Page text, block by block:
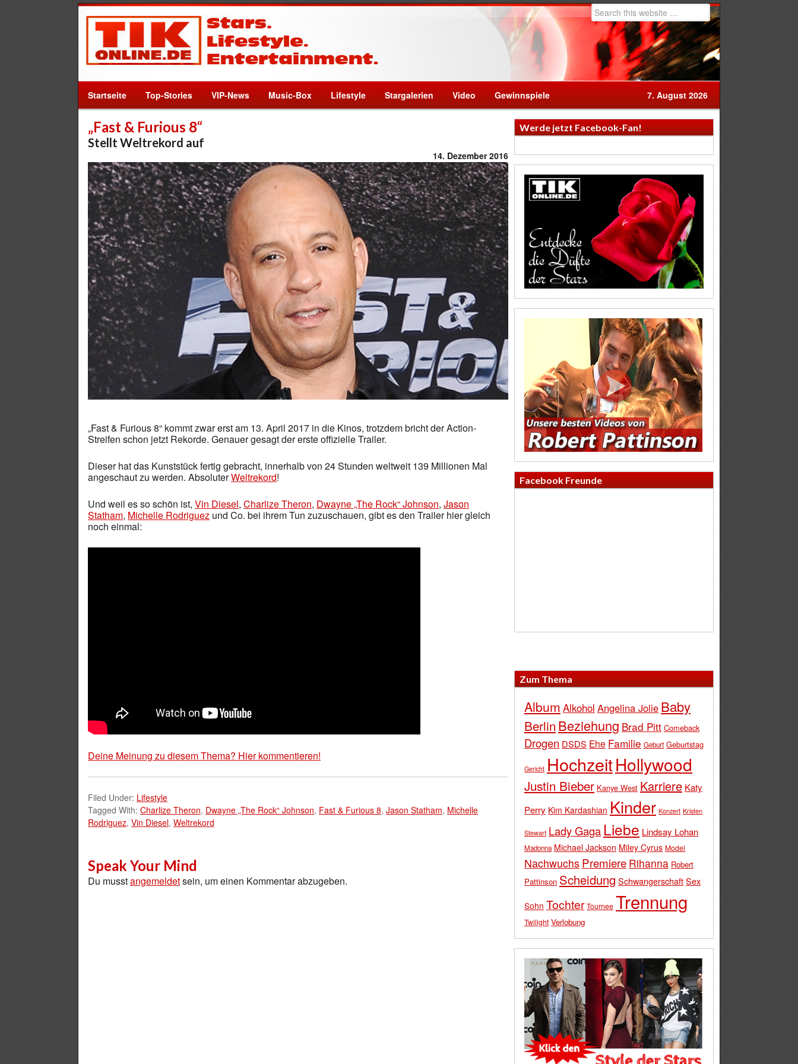
Startseite Top-Stories VIP-News Music-Box Lifestyle Stargalerien Video Gewinnspiele 7. August 2026
„Fast & Furious 8“
Stellt Weltrekord auf
14. Dezember 2016
„Fast & Furious 8“ kommt zwar erst am 13. April 2017 in die Kinos, trotzdem bricht der Action-
Streifen schon jetzt Rekorde. Genauer gesagt der erste offizielle Trailer.
Dieser hat das Kunststück fertig gebracht, innerhalb von 24 Stunden weltweit 139 Millionen Mal
angeschaut zu werden. AbsoluterWeltrekord!
Und weil es so schön ist, Vin Diesel, Charlize Theron, Dwayne „The Rock“ Johnson, Jason
Statham, Michelle Rodriguez und Co. bei ihrem Tun zuzuschauen, gibt es den Trailer hier gleich
noch einmal:
Deine Meinung zu diesem Thema? Hier kommentieren!
Filed Under: Lifestyle
Tagged With: Charlize Theron, Dwayne „The Rock“ Johnson, Fast & Furious 8, Jason Statham, Michelle
Rodriguez, Vin Diesel, Weltrekord
Speak Your Mind
Du musstangemeldetsein, um einen Kommentar abzugeben.
Werde jetzt Facebook-Fan!
Facebook Freunde
Zum Thema
Album Alkohol Angelina Jolie Baby
Berlin Beziehung Brad Pitt Comeback
Drogen DSDS Ehe Familie Geburt Geburtstag
Gericht HochzeitHollywood
Justin Bieber Kanye West Karriere Katy
Perry Kim Kardashian Kinder Konzert Kristen
Stewart Lady Gaga Liebe Lindsay Lohan
Madonna Michael Jackson Miley Cyrus Model
Nachwuchs Premiere Rihanna Robert
Pattinson Scheidung SchwangerschaftSex
Sohn Tochter Tournee Trennung
Twilight Verlobung